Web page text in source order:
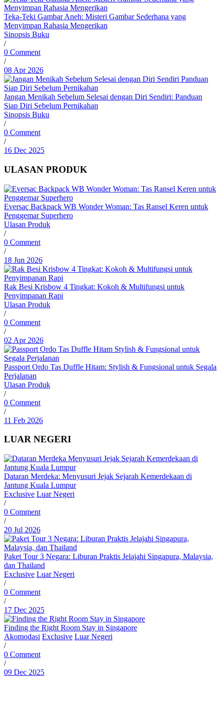
Teka-Teki Gambar Aneh: Misteri Gambar Sederhana yang
Menyimpan Rahasia Mengerikan
Sinopsis Buku
/
0 Comment
/
08 Apr 2026
Jangan Menikah Sebelum Selesai dengan Diri Sendiri: Panduan
Siap Diri Sebelum Pernikahan
Sinopsis Buku
/
0 Comment
/
16 Dec 2025
ULASAN PRODUK
Eversac Backpack WB Wonder Woman: Tas Ransel Keren untuk
Penggemar Superhero
Ulasan Produk
/
0 Comment
/
18 Jun 2026
Rak Besi Krisbow 4 Tingkat: Kokoh & Multifungsi untuk
Penyimpanan Rapi
Ulasan Produk
/
0 Comment
/
02 Apr 2026
Passport Ordo Tas Duffle Hitam: Stylish & Fungsional untuk Segala
Perjalanan
Ulasan Produk
/
0 Comment
/
11 Feb 2026
LUAR NEGERI
Dataran Merdeka: Menyusuri Jejak Sejarah Kemerdekaan di
Jantung Kuala Lumpur
Exclusive Luar Negeri
/
0 Comment
/
20 Jul 2026
Paket Tour 3 Negara: Liburan Praktis Jelajahi Singapura, Malaysia,
dan Thailand
Exclusive Luar Negeri
/
0 Comment
/
17 Dec 2025
Finding the Right Room Stay in Singapore
Akomodasi Exclusive Luar Negeri
/
0 Comment
/
09 Dec 2025